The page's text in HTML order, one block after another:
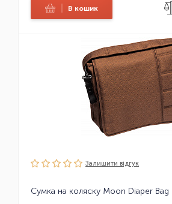
В кошик
Залишити вiдгук
Сумка на коляску Moon Diaper Bag